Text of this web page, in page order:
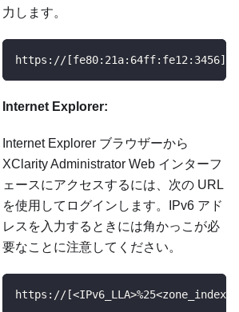
力します。
https://[fe80:21a:64ff:fe12:3456]/
Internet Explorer:
Internet Explorer ブラウザーから
XClarity Administrator Web インターフ
ェースにアクセスするには、次の URL
を使用してログインします。IPv6 アド
レスを入力するときには角かっこが必
要なことに注意してください。
https://